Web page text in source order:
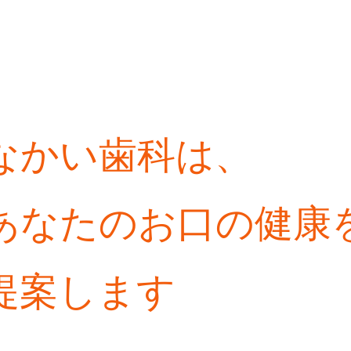
なかい歯
あなたの
入れ歯・義歯
インプラント
インプラント周囲炎
訪問歯科・高齢者歯科